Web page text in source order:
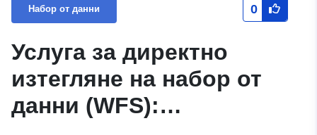
Набор от данни 0
Услуга за директно
изтегляне на набор от
данни (WFS):